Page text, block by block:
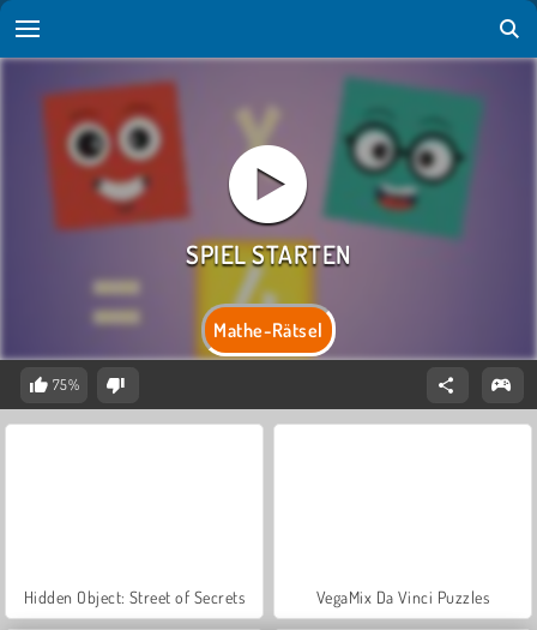
Mathe-Rätsel
75%
Hidden Object: Street of Secrets VegaMix Da Vinci Puzzles